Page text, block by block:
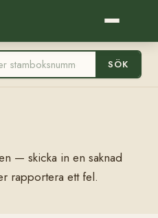
SÖK
— skicka in en saknad
rapportera ett fel.